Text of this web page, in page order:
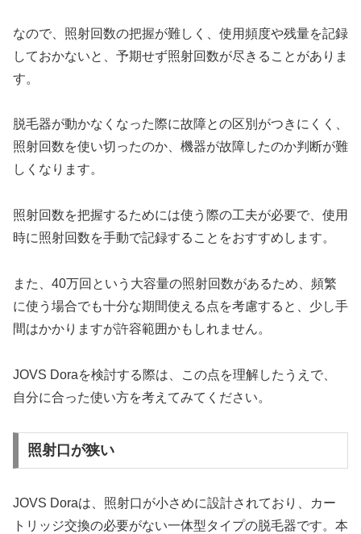
なので、照射回数の把握が難しく、使用頻度や残量を記録
しておかないと、予期せず照射回数が尽きることがありま
す。
脱毛器が動かなくなった際に故障との区別がつきにくく、
照射回数を使い切ったのか、機器が故障したのか判断が難
しくなります。
照射回数を把握するためには使う際の工夫が必要で、使用
時に照射回数を手動で記録することをおすすめします。
また、40万回という大容量の照射回数があるため、頻繁
に使う場合でも十分な期間使える点を考慮すると、少し手
間はかかりますが許容範囲かもしれません。
JOVS Doraを検討する際は、この点を理解したうえで、
自分に合った使い方を考えてみてください。
照射口が狭い
JOVS Doraは、照射口が小さめに設計されており、カー
トリッジ交換の必要がない一体型タイプの脱毛器です。本